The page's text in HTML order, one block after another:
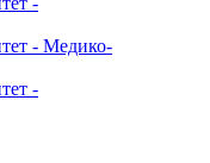
- Медико-
-